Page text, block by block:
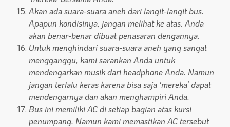
Akan ada suara-suara aneh dari langit-langit bus.
Apapun kondisinya, jangan melihat ke atas. Anda
akan benar-benar dibuat penasaran dengannya.
Untuk menghindari suara-suara aneh yang sangat
mengganggu, kami sarankan Anda untuk
mendengarkan musik dari headphone Anda. Namun
jangan terlalu keras karena bisa saja ‘mereka’ dapat
mendengarnya dan akan menghampiri Anda.
Bus ini memiliki AC di setiap bagian atas kursi
penumpang. Namun kami memastikan AC tersebut